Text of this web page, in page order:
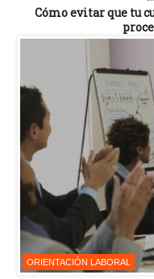
Cómo evitar que tu
ORIENTACIÓN LABORAL